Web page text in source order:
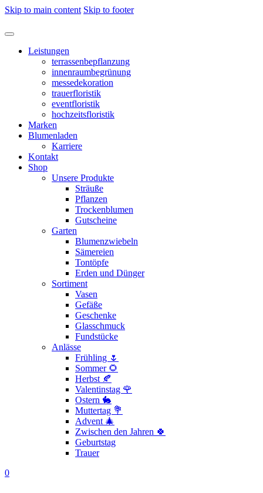
Skip to main content Skip to footer
Leistungen
terrassenbepflanzung
innenraumbegrünung
messedekoration
trauerfloristik
eventfloristik
hochzeitsfloristik
Marken
Blumenladen
Karriere
Kontakt
Shop
Unsere Produkte
Sträuße
Pflanzen
Trockenblumen
Gutscheine
Garten
Blumenzwiebeln
Sämereien
Tontöpfe
Erden und Dünger
Sortiment
Vasen
Gefäße
Geschenke
Glasschmuck
Fundstücke
Anlässe
Frühling 🌷
Sommer 🌻
Herbst 🍂
Valentinstag 🌹
Ostern 🐇
Muttertag 💐
Advent 🎄
Zwischen den Jahren 🍀
Geburtstag
Trauer
0